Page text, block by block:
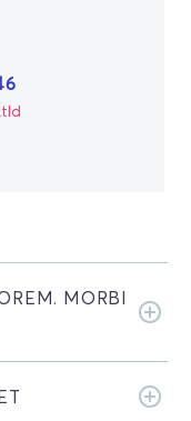
MORBI